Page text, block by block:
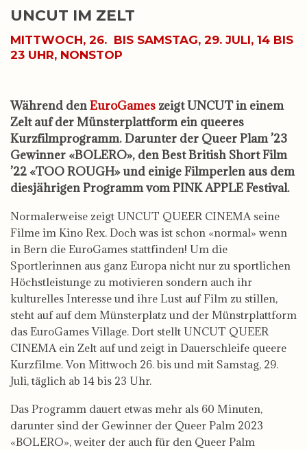
UNCUT IM ZELT
MITTWOCH, 26. BIS SAMSTAG, 29. JULI, 14 BIS
23 UHR, NONSTOP
Während denEuroGames zeigt UNCUT in einem
Zelt auf der Münsterplattform ein queeres
Kurzfilmprogramm. Darunter der Queer Plam ’23
Gewinner «BOLERO», den Best British Short Film
’22 «TOO ROUGH» und einige Filmperlen aus dem
diesjährigen Programm vom PINK APPLE Festival.
Normalerweise zeigt UNCUT QUEER CINEMA seine
Filme im Kino Rex. Doch was ist schon «normal» wenn
in Bern die EuroGames stattfinden! Um die
Sportlerinnen aus ganz Europa nicht nur zu sportlichen
Höchstleistunge zu motivieren sondern auch ihr
kulturelles Interesse und ihre Lust auf Film zu stillen,
steht auf auf dem Münsterplatz und der Münstrplattform
das EuroGames Village. Dort stellt UNCUT QUEER
CINEMA ein Zelt auf und zeigt in Dauerschleife queere
Kurzfilme. Von Mittwoch 26. bis und mit Samstag, 29.
Juli, täglich ab 14 bis 23 Uhr.
Das Programm dauert etwas mehr als 60 Minuten,
darunter sind der Gewinner der Queer Palm 2023
«BOLERO», weiter der auch für den Queer Palm